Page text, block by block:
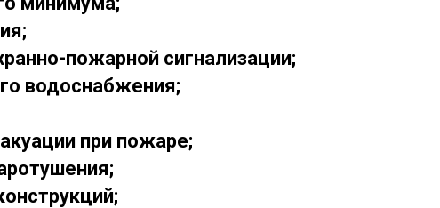
пожарной сигнализации;
водоснабжения;
при пожаре;